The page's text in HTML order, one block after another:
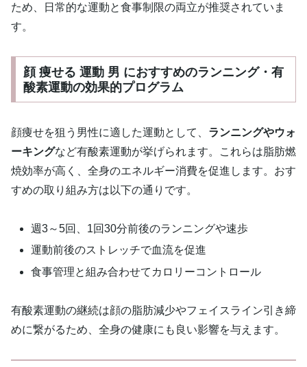
ため、日常的な運動と食事制限の両立が推奨されていま
す。
顔 痩せる 運動 男 におすすめのランニング・有
酸素運動の効果的プログラム
顔痩せを狙う男性に適した運動として、 ランニングやウォ
ーキングなど有酸素運動が挙げられます。これらは脂肪燃
焼効率が高く、全身のエネルギー消費を促進します。おす
すめの取り組み方は以下の通りです。
週3～5回、1回30分前後のランニングや速歩
運動前後のストレッチで血流を促進
食事管理と組み合わせてカロリーコントロール
有酸素運動の継続は顔の脂肪減少やフェイスライン引き締
めに繋がるため、全身の健康にも良い影響を与えます。